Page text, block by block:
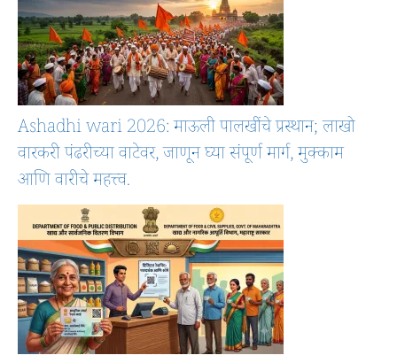
Ashadhi wari 2026: माऊली पालखींचे प्रस्थान; लाखो
वारकरी पंढरीच्या वाटेवर, जाणून घ्या संपूर्ण मार्ग, मुक्काम
आणि वारीचे महत्त्व.